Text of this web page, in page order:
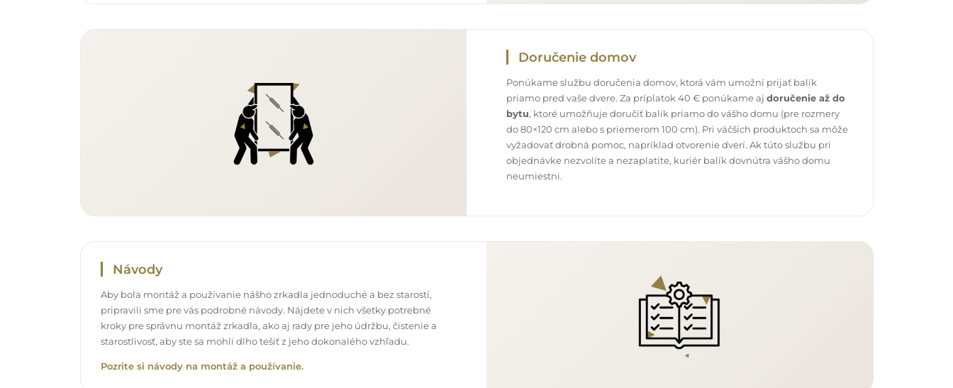
Doručenie domov
Ponúkame službu doručenia domov, ktorá vám umožní prijať balík
priamo pred vaše dvere. Za príplatok 40 € ponúkame aj doručenie až do
bytu, ktoré umožňuje doručiť balík priamo do vášho domu (pre rozmery
do 80×120 cm alebo s priemerom 100 cm). Pri väčších produktoch sa môže
vyžadovať drobná pomoc, napríklad otvorenie dverí. Ak túto službu pri
objednávke nezvolíte a nezaplatíte, kuriér balík dovnútra vášho domu
neumiestni.
Návody
Aby bola montáž a používanie nášho zrkadla jednoduché a bez starostí,
pripravili sme pre vás podrobné návody. Nájdete v nich všetky potrebné
kroky pre správnu montáž zrkadla, ako aj rady pre jeho údržbu, čistenie a
starostlivosť, aby ste sa mohli dlho tešiť z jeho dokonalého vzhľadu.
Pozrite si návody na montáž a používanie.